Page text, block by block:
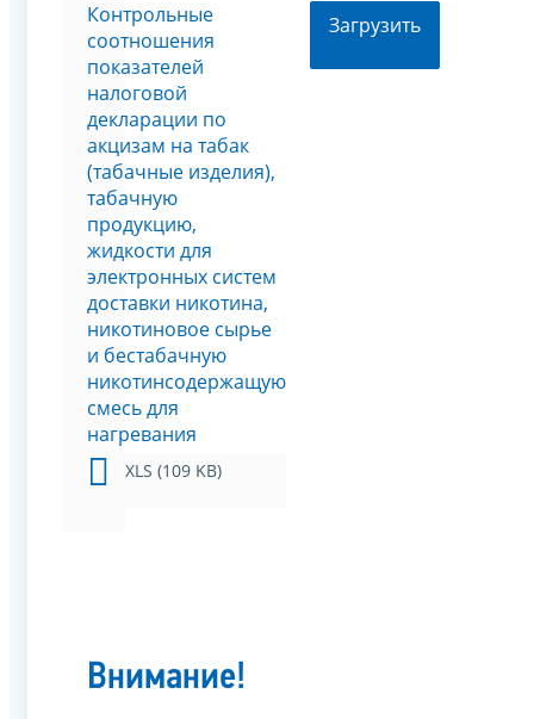
Контрольные
соотношения
показателей
налоговой
декларации по
акцизам на табак
(табачные изделия),
табачную
продукцию,
жидкости для
электронных систем
доставки никотина,
никотиновое сырье
и бестабачную
никотинсодержащую
смесь для
нагревания
XLS (109 KB)
Загрузить
Внимание!